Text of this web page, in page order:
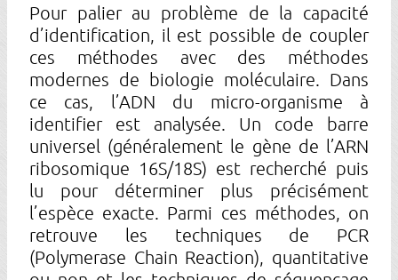
Pour palier au problème de la capacité
d’identification, il est possible de coupler
ces méthodes avec des méthodes
modernes de biologie moléculaire. Dans
ce cas, l’ADN du micro-organisme à
identifier est analysée. Un code barre
universel (généralement le gène de l’ARN
ribosomique 16S/18S) est recherché puis
lu pour déterminer plus précisément
l’espèce exacte. Parmi ces méthodes, on
retrouve les techniques de PCR
(Polymerase Chain Reaction), quantitative